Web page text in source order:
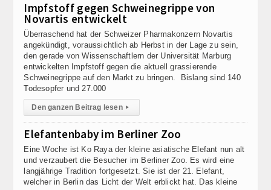
Impfstoff gegen Schweinegrippe von
Novartis entwickelt
Überraschend hat der Schweizer Pharmakonzern Novartis
angekündigt, voraussichtlich ab Herbst in der Lage zu sein,
den gerade von Wissenschaftlern der Universität Marburg
entwickelten Impfstoff gegen die aktuell grassierende
Schweinegrippe auf den Markt zu bringen. Bislang sind 140
Todesopfer und 27.000
Den ganzen Beitrag lesen ▸
Elefantenbaby im Berliner Zoo
Eine Woche ist Ko Raya der kleine asiatische Elefant nun alt
und verzaubert die Besucher im Berliner Zoo. Es wird eine
langjährige Tradition fortgesetzt. Sie ist der 21. Elefant,
welcher in Berlin das Licht der Welt erblickt hat. Das kleine